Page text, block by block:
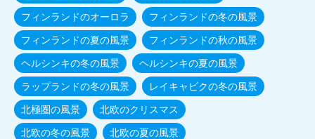
フィンランドのオーロラ フィンランドの冬の風景
フィンランドの夏の風景 フィンランドの秋の風景
ヘルシンキの冬の風景 ヘルシンキの夏の風景
ラップランドの冬の風景 レイキャビクの冬の風景
北極圏の風景 北欧のクリスマス
北欧の冬の風景 北欧の夏の風景